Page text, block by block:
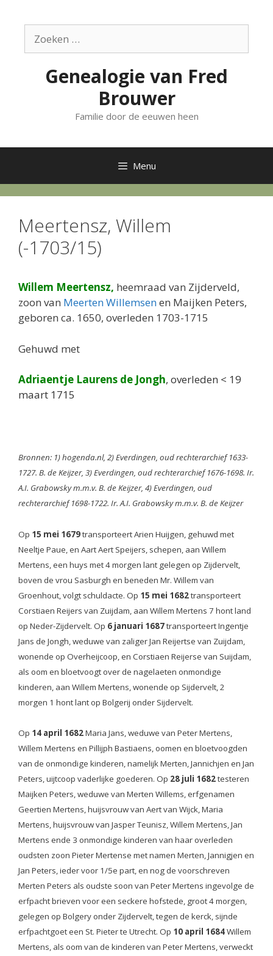
inhoudnaar:
Genealogie van Fred
Brouwer
Familie door de eeuwen heen
Menu
Meertensz, Willem
(-1703/15)
Willem Meertensz, heemraad van Zijderveld,
zoon van Meerten Willemsenen Maijken Peters,
geboren ca. 1650, overleden 1703-1715
Gehuwd met
Adriaentje Laurens de Jongh, overleden < 19
maart 1715
Bronnen: 1) hogenda.nl, 2) Everdingen, oud rechterarchief 1633-
1727. B. de Keijzer, 3) Everdingen, oud rechterarchief 1676-1698. Ir.
A.I. Grabowsky m.m.v. B. de Keijzer, 4) Everdingen, oud
rechterarchief 1698-1722. Ir. A.I. Grabowsky m.m.v. B. de Keijzer
Op 15 mei 1679transporteert Arien Huijgen, gehuwd met
Neeltje Paue, en Aart Aert Speijers, schepen, aan Willem
Mertens, een huys met 4 morgen lant gelegen op Zijdervelt,
boven de vrou Sasburgh en beneden Mr. Willem van
Groenhout, volgt schuldacte. Op 15 mei 1682transporteert
Corstiaen Reijers van Zuijdam, aan Willem Mertens 7 hont land
op Neder-Zijdervelt. Op 6 januari 1687transporteert Ingentje
Jans de Jongh, weduwe van zaliger Jan Reijertse van Zuijdam,
wonende op Overheijcoop, en Corstiaen Reijerse van Suijdam,
als oom en bloetvoogt over de nagelaeten onmondige
kinderen, aan Willem Mertens, wonende op Sijdervelt, 2
morgen 1 hont lant op Bolgerij onder Sijdervelt.
Op 14 april 1682Maria Jans, weduwe van Peter Mertens,
Willem Mertens en Pillijph Bastiaens, oomen en bloetvoogden
van de onmondige kinderen, namelijk Merten, Jannichjen en Jan
Peters, uijtcoop vaderlijke goederen. Op 28 juli 1682testeren
Maijken Peters, weduwe van Merten Willems, erfgenamen
Geertien Mertens, huijsvrouw van Aert van Wijck, Maria
Mertens, huijsvrouw van Jasper Teunisz, Willem Mertens, Jan
Mertens ende 3 onmondige kinderen van haar overleden
oudsten zoon Pieter Mertense met namen Merten, Jannigjen en
Jan Peters, ieder voor 1/5e part, en nog de voorschreven
Merten Peters als oudste soon van Peter Mertens ingevolge de
erfpacht brieven voor een seckere hofstede, groot 4 morgen,
gelegen op Bolgery onder Zijdervelt, tegen de kerck, sijnde
erfpachtgoet een St. Pieter te Utrecht. Op 10 april 1684Willem
Mertens, als oom van de kinderen van Peter Mertens, verweckt